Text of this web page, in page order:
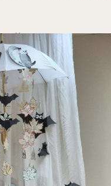
skaito
Virgiu Šidlausku,
ir dainuoja linksmas
„Tėčiai skaito
„Ežiukų“ grupe ir